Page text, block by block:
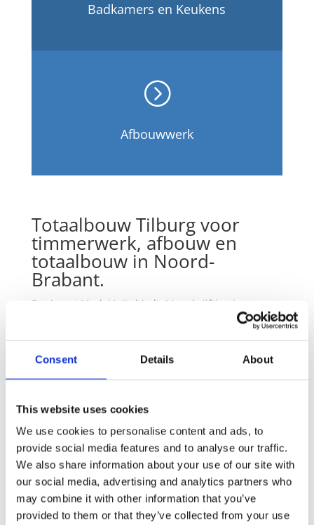
Consent Details About
This website uses cookies
We use cookies to personalise content and ads, to
provide social media features and to analyse our traffic.
We also share information about your use of our site with
our social media, advertising and analytics partners who
may combine it with other information that you’ve
provided to them or that they’ve collected from your use
Badkamers en Keukens
=
Afbouwwerk
Totaalbouw Tilburg voor
timmerwerk, afbouw en
totaalbouw in Noord-
Brabant.
Dat is wat Mark Meijs biedt. Met al vijftien jaar
werkervaring in het kluswerk en met kennis van
architectuur en ruimtelijke ordening, zijn wij dé
professionele partner om uw huis te verbouwen in
Tilburg, ervoor te zorgen dat het timmerwerk er weer
En wij? Wij zijn Totaalbouw Tilburg!
 Totaalbouw Tilburg is inzetbaar in
bijna heel Noord-Brabant: van
Tilburg tot Breda, Eindhoven en Den
Bosch en alles wat daaromheen ligt.